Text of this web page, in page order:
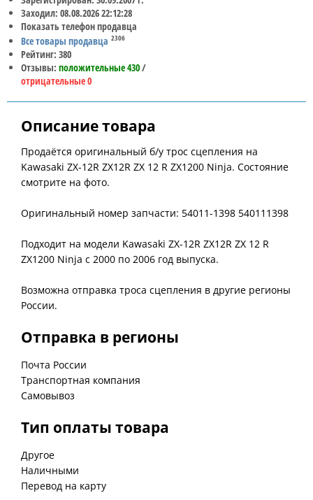
Заходил: 08.08.2026 22:12:28
Показать телефон продавца
Все товары продавца 2306
Рейтинг: 380
Отзывы: положительные 430/
отрицательные 0
Описание товара
Продаётся оригинальный б/у трос сцепления на
Kawasaki ZX-12R ZX12R ZX 12 R ZX1200 Ninja. Состояние
смотрите на фото.
Оригинальный номер запчасти: 54011-1398 540111398
Подходит на модели Kawasaki ZX-12R ZX12R ZX 12 R
ZX1200 Ninja с 2000 по 2006 год выпуска.
Возможна отправка троса сцепления в другие регионы
Отправка в регионы
Почта России
Транспортная компания
Самовывоз
Тип оплаты товара
Другое
Наличными
Перевод на карту